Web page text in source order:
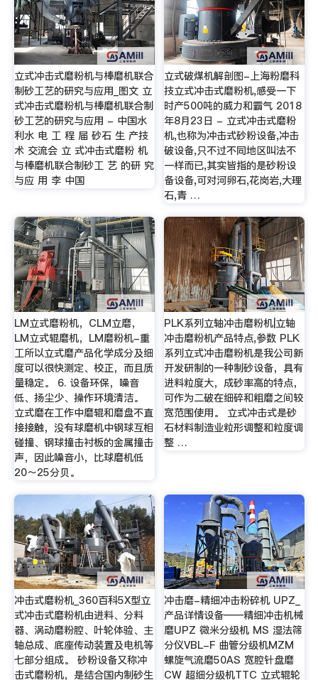
立式冲击式磨粉机与棒磨机联合
制砂工艺的研究与应用_图文 立
式冲击式磨粉机与棒磨机联合制
砂工艺的研究与应用 - 中国水
利水 电 工 程 届 砂石 生 产技
术 交流会 立 式冲击式磨粉 机
与棒磨机联合制砂工 艺 的研 究
与应 用 李 中国
立式破煤机解剖图-上海粉磨科
技立式冲击式磨粉机,感受一下
时产500吨的威力和霸气 2018
年8月23日 - 立式冲击式磨粉
机,也称为冲击式砂粉设备,冲击
破设备,只不过不同地区叫法不
一样而已,其实皆指的是砂粉设
备设备,可对河卵石,花岗岩,大理
石,青 …
LM立式磨粉机，CLM立磨，
LM立式辊磨机，LM磨粉机-重
工所以立式磨产品化学成分及细
度可以很快测定、校正，而且质
量稳定。 6. 设备环保，噪音
低、扬尘少、操作环境清洁。
立式磨在工作中磨辊和磨盘不直
接接触，没有球磨机中钢球互相
碰撞、钢球撞击衬板的金属撞击
声，因此噪音小，比球磨机低
20～25分贝。
PLK系列立轴冲击磨粉机|立轴
冲击磨粉机产品特点,参数 PLK
系列立式冲击磨粉机是我公司新
开发研制的一种制砂设备，具有
进料粒度大，成砂率高的特点，
可作为二破在细碎和粗磨之间较
宽范围使用。 立式冲击式是砂
石材料制造业粒形调整和粒度调
整 …
冲击式磨粉机_360百科5X型立
式冲击式磨粉机由进料、分料
器、涡动磨粉腔、叶轮体验、主
轴总成、底座传动装置及电机等
七部分组成。 砂粉设备又称冲
击式磨粉机，是结合国内制砂生
冲击磨-精细冲击粉碎机 UPZ_
产品详情设备——精细冲击机械
磨UPZ 微米分级机 MS 湿法筛
分仪VBL-F 曲管分级机MZM
螺旋气流磨50AS 宽腔针盘磨
CW 超细分级机TTC 立式辊轮